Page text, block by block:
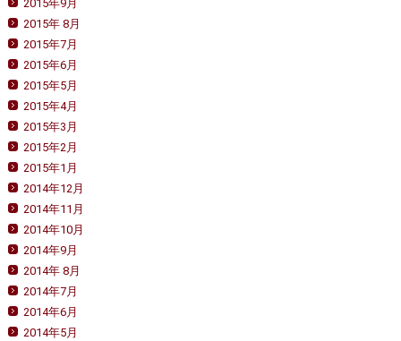
2015年9月
2015年 8月
2015年7月
2015年6月
2015年5月
2015年4月
2015年3月
2015年2月
2015年1月
2014年12月
2014年11月
2014年10月
2014年9月
2014年 8月
2014年7月
2014年6月
2014年5月